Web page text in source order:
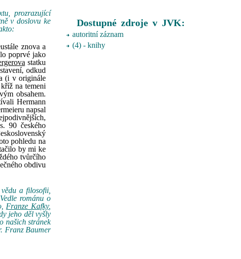
prozrazující
v doslovu ke
znova a
poprvé jako
statku
odkud
(i v originále
na temeni
obsahem.
Hermann
napsal
90 českého
pohledu na
by mi ke
tvůrčího
obdivu
a filosofii,
románu o
Franze Kafky,
jeho děl vyšly
našich stránek
Franz Baumer
Dostupné zdroje v JVK:
autoritní záznam
(4) - knihy